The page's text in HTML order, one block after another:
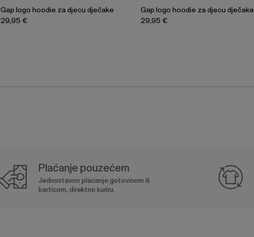
Gap logo hoodie za djecu dječake
29,95 €
Gap logo hoodie za djecu dječake
29,95 €
Plaćanje pouzećem
Jednostavno plaćanje gotovinom ili
karticom, direktno kuriru.